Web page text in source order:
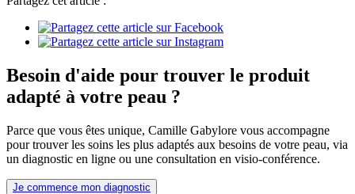
Besoin d'aide pour trouver le produit
adapté à votre peau ?
Parce que vous êtes unique, Camille Gabylore vous accompagne
pour trouver les soins les plus adaptés aux besoins de votre peau, via
un diagnostic en ligne ou une consultation en visio-conférence.
Je commence mon diagnostic